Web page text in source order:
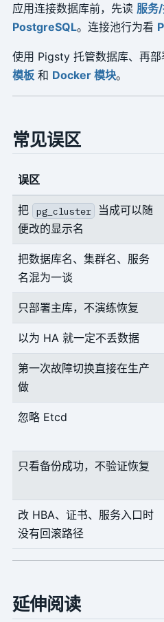
应用连接数据库前，先读 服务
PostgreSQL。连接池行为看
使用 Pigsty 托管数据库、再
模板和 Docker 模块。
常见误区
误区
把 pg_cluster
当成可以随
便改的显示名
把数据库名、集群名、服务
名混为一谈
只部署主库，不演练恢复
以为 HA 就一定不丢数据
第一次故障切换直接在生产
做
忽略 Etcd
只看备份成功，不验证恢复
改 HBA、证书、服务入口时
没有回滚路径
延伸阅读